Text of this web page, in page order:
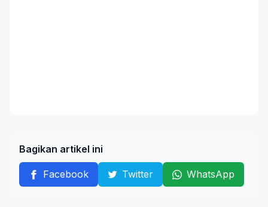
Bagikan artikel ini
Facebook Twitter WhatsApp